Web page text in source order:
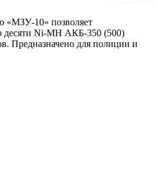
«МЗУ-10» позволяет
десяти Ni-MH АКБ-350 (500)
Предназначено для полиции и